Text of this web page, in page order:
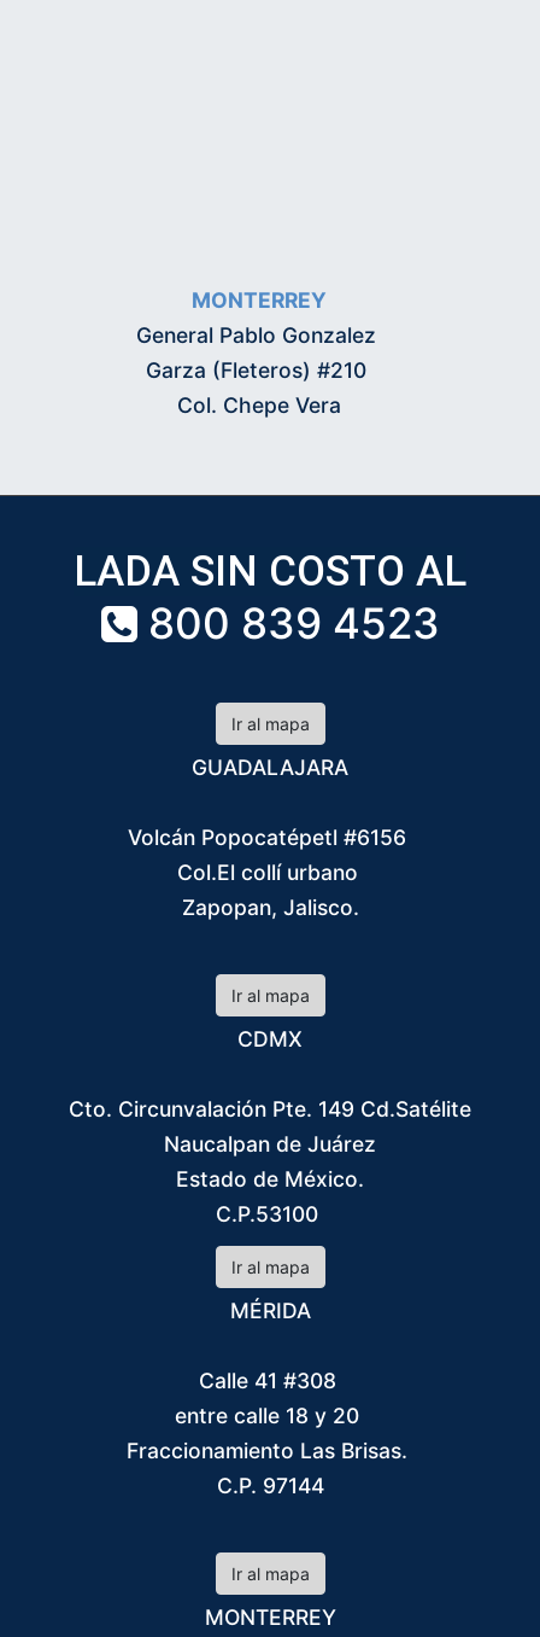
MONTERREY
General Pablo Gonzalez
Garza (Fleteros) #210
Col. Chepe Vera
LADA SIN COSTO AL
800 839 4523
Ir al mapa
GUADALAJARA
Volcán Popocatépetl #6156
Col.El collí urbano
Zapopan, Jalisco.
Ir al mapa
CDMX
Cto. Circunvalación Pte. 149 Cd.Satélite
Naucalpan de Juárez
Estado de México.
C.P.53100
Ir al mapa
MÉRIDA
Calle 41 #308
entre calle 18 y 20
Fraccionamiento Las Brisas.
C.P. 97144
Ir al mapa
MONTERREY